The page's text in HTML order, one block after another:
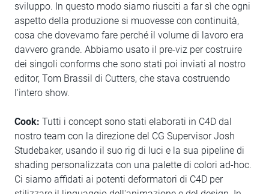
sviluppo. In questo modo siamo riusciti a far sì che ogni
aspetto della produzione si muovesse con continuità,
cosa che dovevamo fare perché il volume di lavoro era
davvero grande. Abbiamo usato il pre-viz per costruire
dei singoli conforms che sono stati poi inviati al nostro
editor, Tom Brassil di Cutters, che stava costruendo
l'intero show.
Cook: Tutti i concept sono stati elaborati in C4D dal
nostro team con la direzione del CG Supervisor Josh
Studebaker, usando il suo rig di luci e la sua pipeline di
shading personalizzata con una palette di colori ad-hoc.
Ci siamo affidati ai potenti deformatori di C4D per